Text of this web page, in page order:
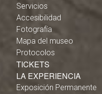
Servicios
Accesibilidad
Fotografía
Mapa del museo
Protocolos
TICKETS
LA EXPERIENCIA
Exposición Permanente